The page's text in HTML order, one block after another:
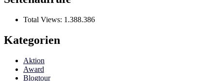
Total Views: 1.388.386
Kategorien
Aktion
Award
Blogtour